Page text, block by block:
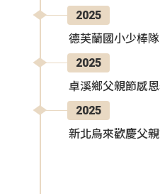
2025
德芙蘭國小少棒
2025
卓溪鄉父親節感
2025
新北烏來歡慶父